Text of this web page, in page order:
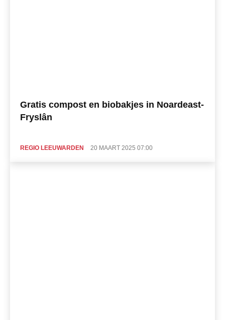
Gratis compost en biobakjes in Noardeast-
Fryslân
REGIO LEEUWARDEN 20 MAART 2025 07:00